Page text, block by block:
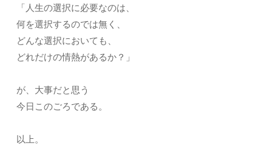
「人生の選択に必要なのは、
何を選択するのでは無く、
どんな選択においても、
どれだけの情熱があるか？」
が、大事だと思う
今日このごろである。
以上。